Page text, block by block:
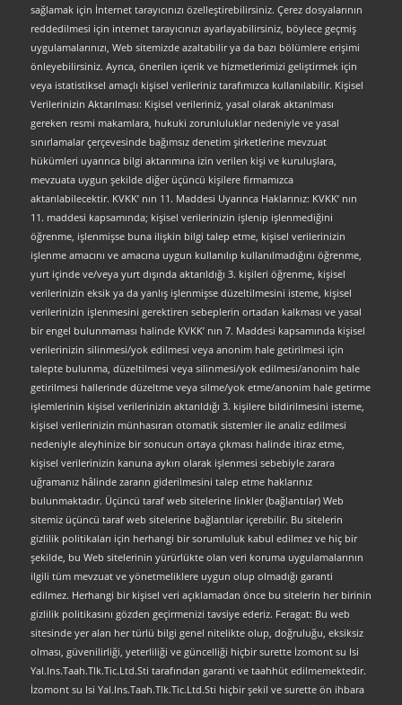
sağlamak için İnternet tarayıcınızı özelleştirebilirsiniz. Çerez dosyalarının
reddedilmesi için internet tarayıcınızı ayarlayabilirsiniz, böylece geçmiş
uygulamalarınızı, Web sitemizde azaltabilir ya da bazı bölümlere erişimi
önleyebilirsiniz. Ayrıca, önerilen içerik ve hizmetlerimizi geliştirmek için
veya istatistiksel amaçlı kişisel verileriniz tarafımızca kullanılabilir. Kişisel
Verilerinizin Aktarılması: Kişisel verileriniz, yasal olarak aktarılması
gereken resmi makamlara, hukuki zorunluluklar nedeniyle ve yasal
sınırlamalar çerçevesinde bağımsız denetim şirketlerine mevzuat
hükümleri uyarınca bilgi aktarımına izin verilen kişi ve kuruluşlara,
mevzuata uygun şekilde diğer üçüncü kişilere firmamızca
aktarılabilecektir. KVKK’ nın 11. Maddesi Uyarınca Haklarınız: KVKK’ nın
11. maddesi kapsamında; kişisel verilerinizin işlenip işlenmediğini
öğrenme, işlenmişse buna ilişkin bilgi talep etme, kişisel verilerinizin
işlenme amacını ve amacına uygun kullanılıp kullanılmadığını öğrenme,
yurt içinde ve/veya yurt dışında aktarıldığı 3. kişileri öğrenme, kişisel
verilerinizin eksik ya da yanlış işlenmişse düzeltilmesini isteme, kişisel
verilerinizin işlenmesini gerektiren sebeplerin ortadan kalkması ve yasal
bir engel bulunmaması halinde KVKK’ nın 7. Maddesi kapsamında kişisel
verilerinizin silinmesi/yok edilmesi veya anonim hale getirilmesi için
talepte bulunma, düzeltilmesi veya silinmesi/yok edilmesi/anonim hale
getirilmesi hallerinde düzeltme veya silme/yok etme/anonim hale getirme
işlemlerinin kişisel verilerinizin aktarıldığı 3. kişilere bildirilmesini isteme,
kişisel verilerinizin münhasıran otomatik sistemler ile analiz edilmesi
nedeniyle aleyhinize bir sonucun ortaya çıkması halinde itiraz etme,
kişisel verilerinizin kanuna aykırı olarak işlenmesi sebebiyle zarara
uğramanız hâlinde zararın giderilmesini talep etme haklarınız
bulunmaktadır. Üçüncü taraf web sitelerine linkler (bağlantılar) Web
sitemiz üçüncü taraf web sitelerine bağlantılar içerebilir. Bu sitelerin
gizlilik politikaları için herhangi bir sorumluluk kabul edilmez ve hiç bir
şekilde, bu Web sitelerinin yürürlükte olan veri koruma uygulamalarının
ilgili tüm mevzuat ve yönetmeliklere uygun olup olmadığı garanti
edilmez. Herhangi bir kişisel veri açıklamadan önce bu sitelerin her birinin
gizlilik politikasını gözden geçirmenizi tavsiye ederiz. Feragat: Bu web
sitesinde yer alan her türlü bilgi genel nitelikte olup, doğruluğu, eksiksiz
olması, güvenilirliği, yeterliliği ve güncelliği hiçbir surette İzomont su Isi
Yal.Ins.Taah.Tlk.Tic.Ltd.Sti tarafından garanti ve taahhüt edilmemektedir.
İzomont su Isi Yal.Ins.Taah.Tlk.Tic.Ltd.Sti hiçbir şekil ve surette ön ihbara